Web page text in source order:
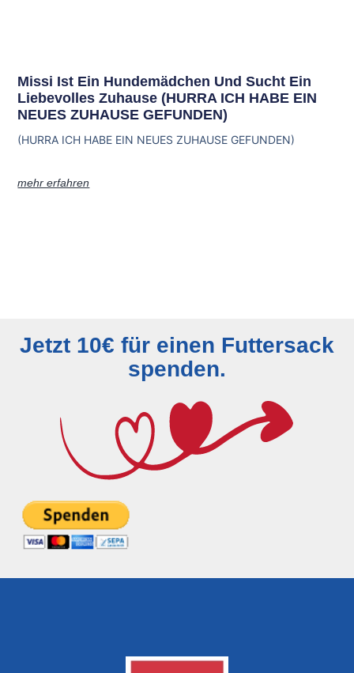
Missi Ist Ein Hundemädchen Und Sucht Ein
Liebevolles Zuhause (HURRA ICH HABE EIN
NEUES ZUHAUSE GEFUNDEN)
(HURRA ICH HABE EIN NEUES ZUHAUSE GEFUNDEN)
mehr erfahren
Jetzt 10€ für einen Futtersack
spenden.